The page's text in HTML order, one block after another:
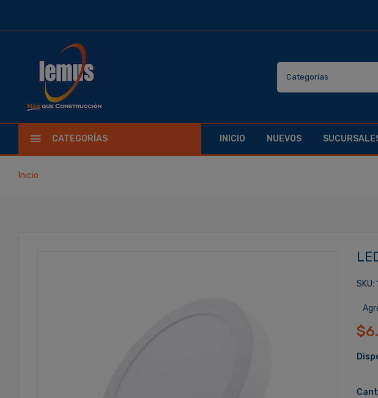
Categorías
CATEGORÍAS INICIO NUEVOS
Inicio